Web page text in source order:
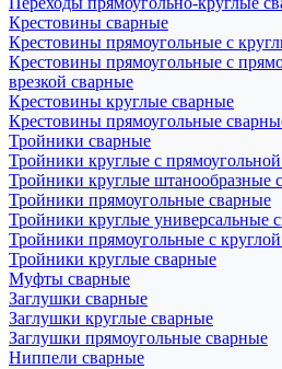
Крестовины сварные
Крестовины прямоугольные с
Крестовины прямоугольные с
врезкой сварные
Крестовины круглые сварные
Крестовины прямоугольные
Тройники сварные
Тройники круглые с прямоугольной
Тройники круглые штанообразные
Тройники прямоугольные сварные
Тройники круглые универсальные
Тройники прямоугольные с круглой
Тройники круглые сварные
Муфты сварные
Заглушки сварные
Заглушки круглые сварные
Заглушки прямоугольные сварные
Ниппели сварные